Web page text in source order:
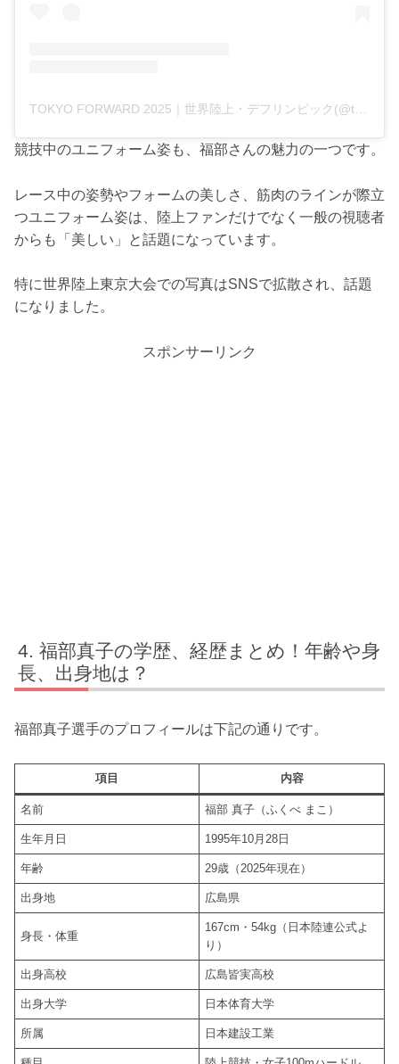
TOKYO FORWARD 2025｜世界陸上・デフリンピック(@tokyo_forward_2025_official)がシェアした投稿
競技中のユニフォーム姿も、福部さんの魅力の一つです。
レース中の姿勢やフォームの美しさ、筋肉のラインが際立
つユニフォーム姿は、陸上ファンだけでなく一般の視聴者
からも「美しい」と話題になっています。
特に世界陸上東京大会での写真はSNSで拡散され、話題
になりました。
スポンサーリンク
福部真子の学歴、経歴まとめ！年齢や身
長、出身地は？
福部真子選手のプロフィールは下記の通りです。
項目 内容
名前 福部 真子（ふくべ まこ）
生年月日 1995年10月28日
年齢 29歳（2025年現在）
出身地 広島県
身長・体重
167cm・54kg（日本陸連公式よ
り）
出身高校 広島皆実高校
出身大学 日本体育大学
所属 日本建設工業